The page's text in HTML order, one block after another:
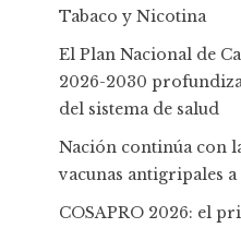
Tabaco y Nicotina
El Plan Nacional de
2026-2030
del sistema de salud
Nación continúa con
vacunas antigripales
COSAPRO 2026: el